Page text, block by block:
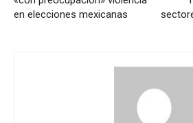
en elecciones mexicanas